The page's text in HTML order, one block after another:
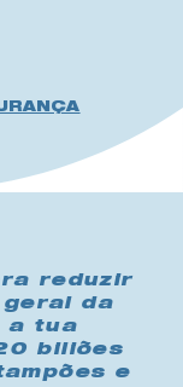
reduzir
geral da
a tua
biliões
e